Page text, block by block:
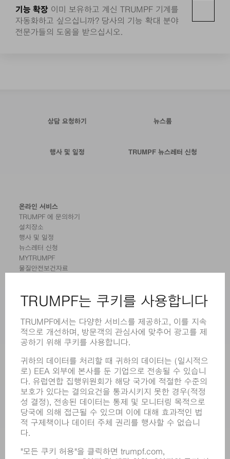
기능 확장 이미 보유하고 계신 TRUMPF 기계를
자동화하고 싶으십니까? 당사의 기능 확대 분야
전문가들의 도움을 받으십시오.
상담 요청하기 뉴스룸
행사 및 일정 TRUMPF 뉴스레터 신청
온라인 서비스
TRUMPF 에 문의하기
설치장소
행사 및 일정
뉴스레터 신청
MYTRUMPF
물질안전보건자료
레이저
전동 툴
SMART FACTORY
소프트웨어
어플리케이션
부문
기업
경력
모집
기업 프로필
이사회
영업 보고서
규정 준수